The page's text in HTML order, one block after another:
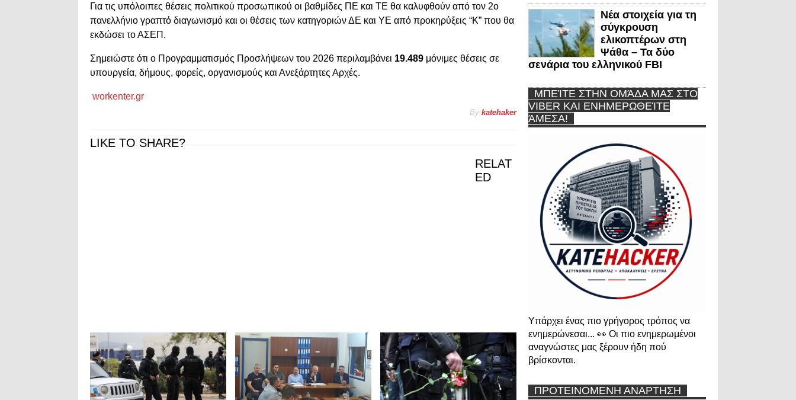
Για τις υπόλοιπες θέσεις πολιτικού προσωπικού οι βαθμίδες ΠΕ και ΤΕ θα καλυφθούν από τον 2ο
πανελλήνιο γραπτό διαγωνισμό και οι θέσεις των κατηγοριών ΔΕ και ΥΕ από προκηρύξεις “Κ” που θα
εκδώσει το ΑΣΕΠ.
Σημειώστε ότι ο Προγραμματισμός Προσλήψεων του 2026 περιλαμβάνει 19.489 μόνιμες θέσεις σε
υπουργεία, δήμους, φορείς, οργανισμούς και Ανεξάρτητες Αρχές.
workenter.gr
By katehaker
LIKE TO SHARE?
RELAT
ED
Νέα στοιχεία για τη
σύγκρουση
ελικοπτέρων στη
Ψάθα – Τα δύο
σενάρια του ελληνικού FBI
ΜΠΕΊΤΕ ΣΤΗΝ ΟΜΆΔΑ ΜΑΣ ΣΤΟ
VIBER ΚΑΙ ΕΝΗΜΕΡΩΘΕΊΤΕ
ΆΜΕΣΑ!
Υπάρχει ένας πιο γρήγορος τρόπος να
ενημερώνεσαι... 👀 Οι πιο ενημερωμένοι
αναγνώστες μας ξέρουν ήδη πού
βρίσκονται.
ΠΡΟΤΕΙΝΟΜΕΝΗ ΑΝΑΡΤΗΣΗ